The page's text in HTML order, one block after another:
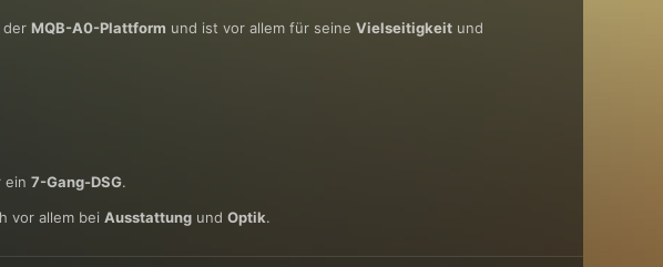
der MQB-A0-Plattform und ist vor allem für seine Vielseitigkeit und
ein 7-Gang-DSG.
vor allem bei Ausstattung und Optik.